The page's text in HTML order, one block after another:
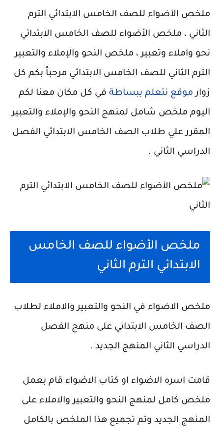
ملخص الأضواء للصف الخامس الابتدائي الترم
الثاني ، ملخص الأضواء للصف الخامس الابتدائي
نحو واملاء وتعبير ، ملخص النحو والإملاء والتعبير
الترم الثاني للصف الخامس الابتدائي مرحباً بكم كل
زوار موقع نتعلم ببساطة في كل مكان معنا لكم
اليوم ملخص شامل لمنهج النحو والإملاء والتعبير
المقرر علي طلاب الصف الخامس الابتدائي الفصل
الدراسي الثاني .
ملخص الأضواء للصف الخامس
الابتدائي الترم الثاني
ملخص الاضواء في النحو والتعبير والاملاء لطلاب
الصف الخامس الابتدائي على منهج الفصل
الدراسي الثاني المنهج الجديد .
قامت اسره الاضواء او كتاب الاضواء قام بعمل
ملخص كامل لمنهج النحو والتعبير والاملاء على
المنهج الجديد وتم تجميع هذا الملخص بالكامل